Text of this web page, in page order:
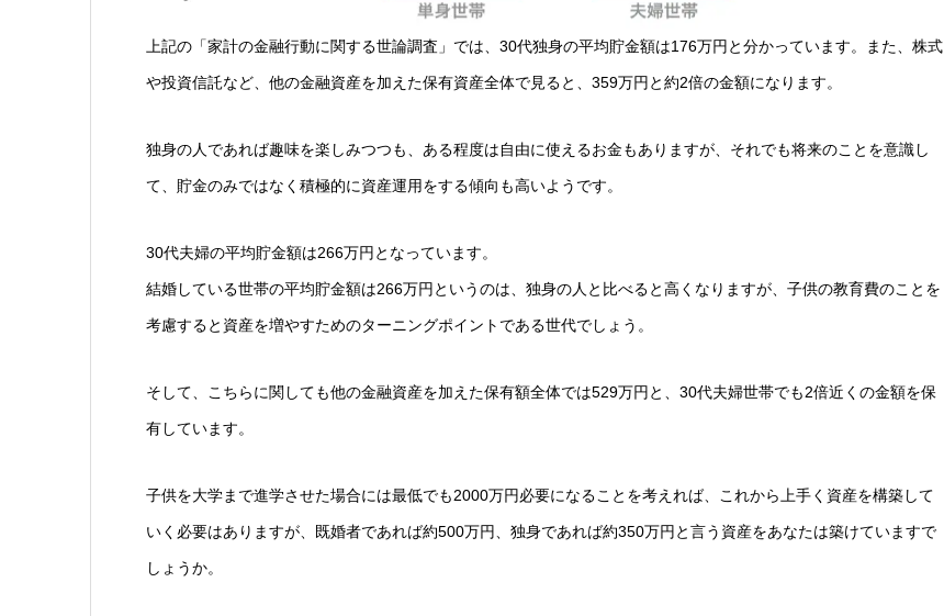
上記の「家計の金融行動に関する世論調査」では、30代独身の平均貯金額は176万円と分かっています。また、株式
や投資信託など、他の金融資産を加えた保有資産全体で見ると、359万円と約2倍の金額になります。
独身の人であれば趣味を楽しみつつも、ある程度は自由に使えるお金もありますが、それでも将来のことを意識し
て、貯金のみではなく積極的に資産運用をする傾向も高いようです。
30代夫婦の平均貯金額は266万円となっています。
結婚している世帯の平均貯金額は266万円というのは、独身の人と比べると高くなりますが、子供の教育費のことを
考慮すると資産を増やすためのターニングポイントである世代でしょう。
そして、こちらに関しても他の金融資産を加えた保有額全体では529万円と、30代夫婦世帯でも2倍近くの金額を保
有しています。
子供を大学まで進学させた場合には最低でも2000万円必要になることを考えれば、これから上手く資産を構築して
いく必要はありますが、既婚者であれば約500万円、独身であれば約350万円と言う資産をあなたは築けていますで
しょうか。